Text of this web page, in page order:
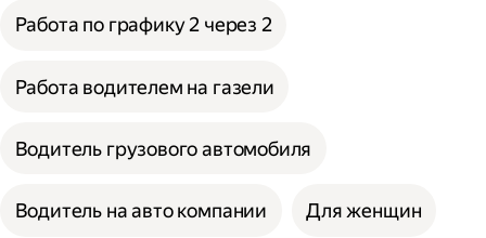
Работа по графику 2 через 2
Работа водителем на газели
Водитель грузового автомобиля
Водитель на авто компании Для женщин